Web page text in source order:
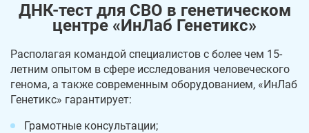
ДНК-тест для СВО в генетическом
центре «ИнЛаб Генетикс»
Располагая командой специалистов с более чем 15-
летним опытом в сфере исследования человеческого
генома, а также современным оборудованием, «ИнЛаб
Генетикс» гарантирует:
Грамотные консультации;